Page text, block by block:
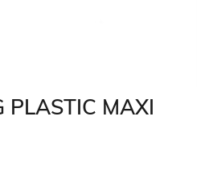
PLASTIC MAXI